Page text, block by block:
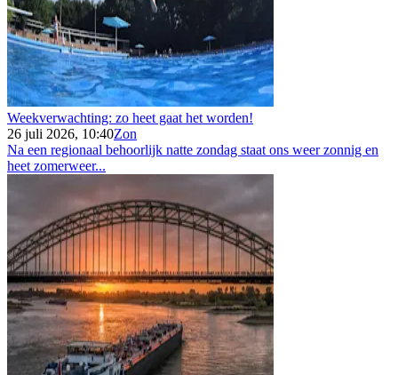
Weekverwachting: zo heet gaat het worden!
26 juli 2026, 10:40Zon
Na een regionaal behoorlijk natte zondag staat ons weer zonnig en
heet zomerweer...